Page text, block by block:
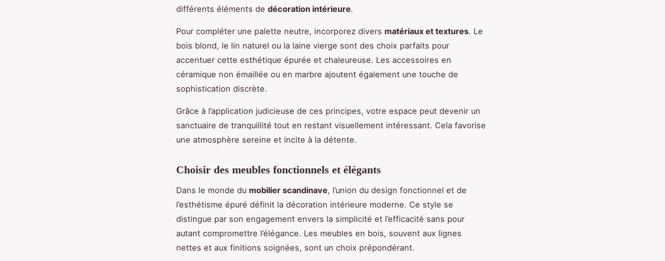
différents éléments de décoration intérieure.
Pour compléter une palette neutre, incorporez divers matériaux et textures. Le
bois blond, le lin naturel ou la laine vierge sont des choix parfaits pour
accentuer cette esthétique épurée et chaleureuse. Les accessoires en
céramique non émaillée ou en marbre ajoutent également une touche de
sophistication discrète.
Grâce à l’application judicieuse de ces principes, votre espace peut devenir un
sanctuaire de tranquillité tout en restant visuellement intéressant. Cela favorise
une atmosphère sereine et incite à la détente.
Choisir des meubles fonctionnels et élégants
Dans le monde du mobilier scandinave, l’union du design fonctionnel et de
l’esthétisme épuré définit la décoration intérieure moderne. Ce style se
distingue par son engagement envers la simplicité et l’efficacité sans pour
autant compromettre l’élégance. Les meubles en bois, souvent aux lignes
nettes et aux finitions soignées, sont un choix prépondérant.